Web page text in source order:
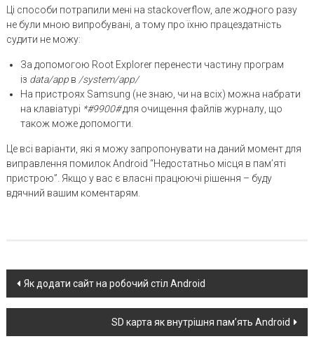
Ці способи потрапили мені на stackoverflow, але жодного разу
не були мною випробувані, а тому про їхню працездатність
судити не можу:
За допомогою Root Explorer перенести частину програм
із data/appв /system/app/
На пристроях Samsung (не знаю, чи на всіх) можна набрати
на клавіатурі *#9900#для очищення файлів журналу, що
також може допомогти.
Це всі варіанти, які я можу запропонувати на даний момент для
виправлення помилок Android “Недостатньо місця в пам’яті
пристрою”. Якщо у вас є власні працюючі рішення – буду
вдячний вашим коментарям.
Post
navigation
Як додати сайт на робочий стіл Android
SD карта як внутрішня пам’ять Android